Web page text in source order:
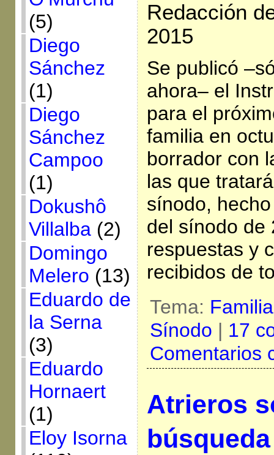
(5)
Diego
Sánchez
(1)
Diego
Sánchez
Campoo
(1)
Dokushô
Villalba(2)
Domingo
Melero (13)
Eduardo de
la Serna
(3)
Eduardo
Hornaert
(1)
Eloy Isorna
Redacción
2015
Se publicó
ahora– el
para el
familia en
borrador con
las que
sínodo,
del sínodo de
respuestas y
recibidos de
Tema:
Sínodo | 17
Comentarios
Atrieros